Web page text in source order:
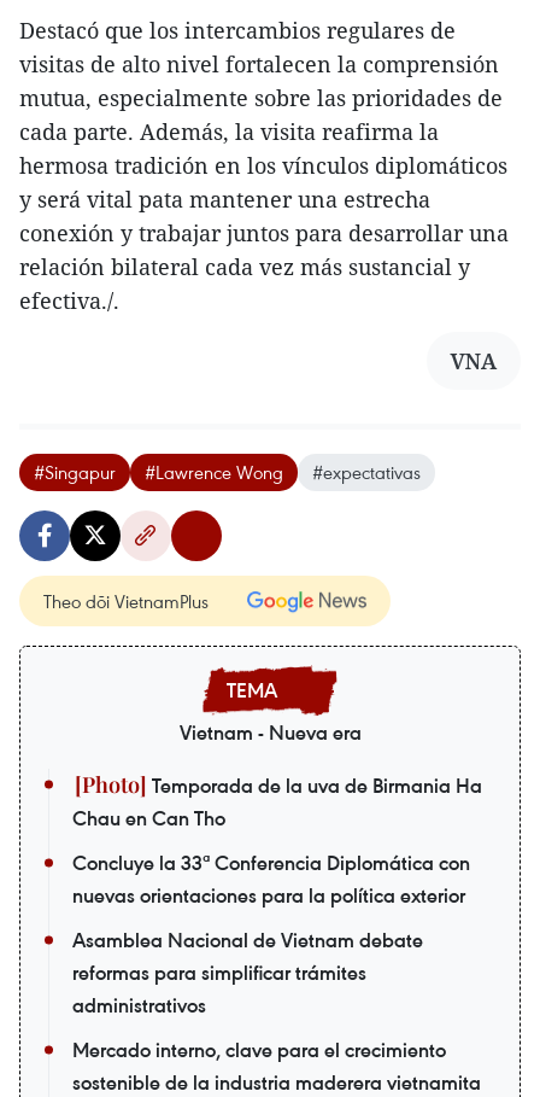
Destacó que los intercambios regulares de
visitas de alto nivel fortalecen la comprensión
mutua, especialmente sobre las prioridades de
cada parte. Además, la visita reafirma la
hermosa tradición en los vínculos diplomáticos
y será vital pata mantener una estrecha
conexión y trabajar juntos para desarrollar una
relación bilateral cada vez más sustancial y
efectiva./.
VNA
#Singapur #Lawrence Wong #expectativas
Theo dõi VietnamPlus
Vietnam - Nueva era
Temporada de la uva de Birmania Ha
Chau en Can Tho
Concluye la 33ª Conferencia Diplomática con
nuevas orientaciones para la política exterior
Asamblea Nacional de Vietnam debate
reformas para simplificar trámites
administrativos
Mercado interno, clave para el crecimiento
sostenible de la industria maderera vietnamita